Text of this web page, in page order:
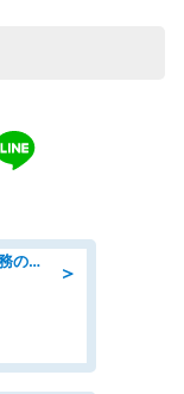
＞
09月開始/住宅メーカーでの総務事務のお仕事/駅近/車通勤可/一般事務/人事労務